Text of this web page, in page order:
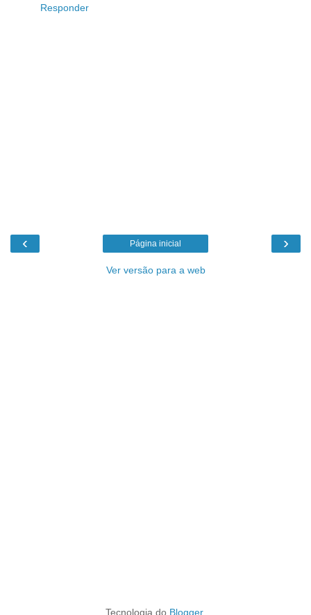
Responder
‹ ›
Página inicial
Ver versão para a web
Tecnologia do Blogger.